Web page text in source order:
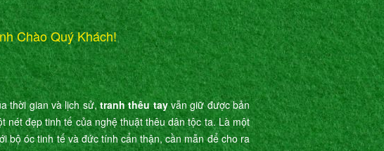
Chào Quý Khách!
thời gian và lịch sử,tranh thêu tayvẫn giữ được bản
nét đẹp tinh tế của nghệ thuật thêu dân tộc ta. Là một
bộ óc tinh tế và đức tính cẩn thận, cần mẫn để cho ra